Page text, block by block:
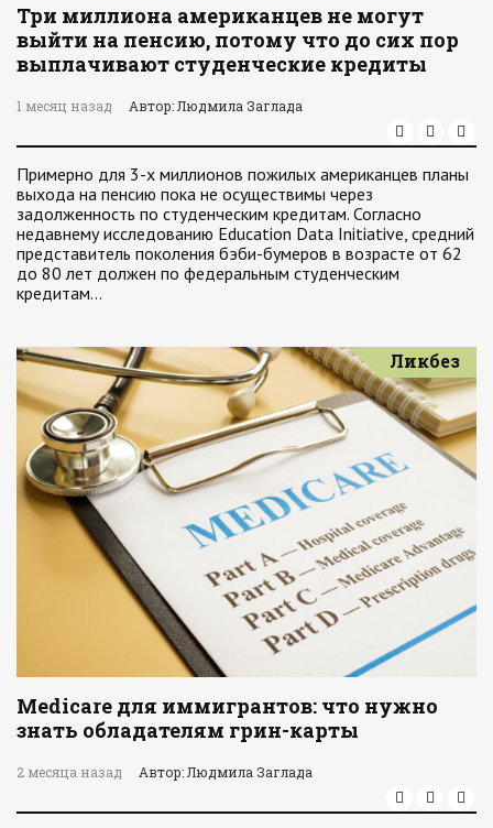
Три миллиона американцев не могут
выйти на пенсию, потому что до сих пор
выплачивают студенческие кредиты
1 месяц назад Автор: Людмила Заглада
Примерно для 3-х миллионов пожилых американцев планы
выхода на пенсию пока не осуществимы через
задолженность по студенческим кредитам. Согласно
недавнему исследованию Education Data Initiative, средний
представитель поколения бэби-бумеров в возрасте от 62
до 80 лет должен по федеральным студенческим
кредитам…
Ликбез
Medicare для иммигрантов: что нужно
знать обладателям грин-карты
2 месяца назад Автор: Людмила Заглада